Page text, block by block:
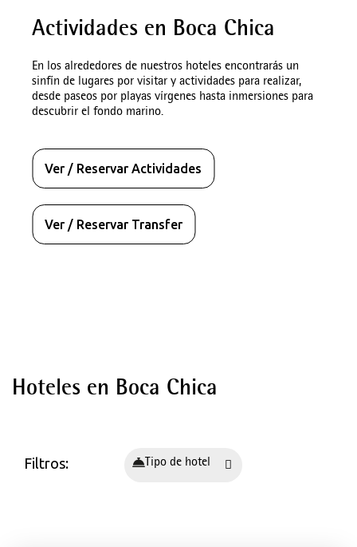
Actividades en Boca Chica
En los alrededores de nuestros hoteles encontrarás un
sinfín de lugares por visitar y actividades para realizar,
desde paseos por playas vírgenes hasta inmersiones para
descubrir el fondo marino.
Ver / Reservar Actividades
Ver / Reservar Transfer
Hoteles en Boca Chica
Filtros: Tipo de hotel
Hoteles en España - Mallorca
Santa Ponça